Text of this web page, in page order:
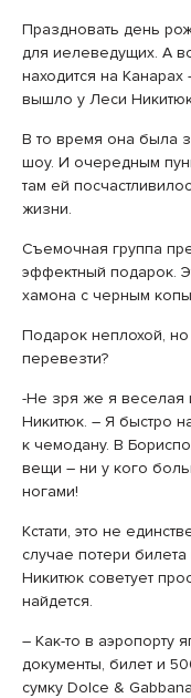
Праздновать день
для иелеведущих. А
находится на
вышло у Леси
В то время она была
шоу. И очередным
там ей
жизни.
Съемочная группа
эффектный подарок.
хамона с черным
Подарок неплохой,
перевезти?
-Не зря же я веселая
Никитюк. – Я быстро
к чемодану. В
вещи – ни у кого
ногами!
Кстати, это не
случае потери
Никитюк советует
найдется.
– Как-то в аэропорту
документы, билет и
сумку Dolce &